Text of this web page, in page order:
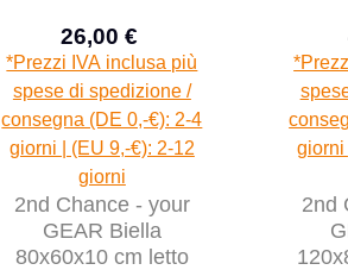
Prezzo di vendita:
26,00 €
Prezzo normale:
*Prezzi IVA inclusa più
spese di spedizione /
consegna (DE 0,-€): 2-4
giorni | (EU 9,-€): 2-12
giorni
2nd Chance - your
GEAR Biella
80x60x10 cm letto
giorni
2nd